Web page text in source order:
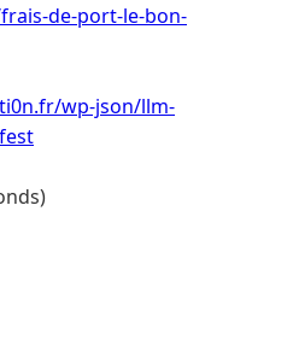
de-port-le-bon-
wp-json/llm-